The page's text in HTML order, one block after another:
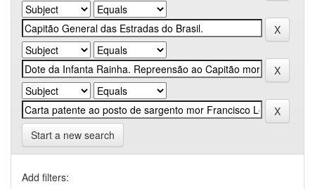
Start a new search
Add filters: